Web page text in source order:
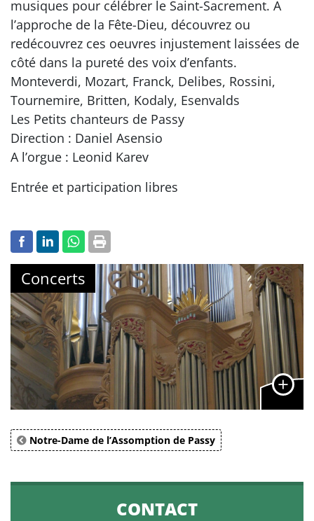
musiques pour célébrer le Saint-Sacrement. A
l’approche de la Fête-Dieu, découvrez ou
redécouvrez ces oeuvres injustement laissées de
côté dans la pureté des voix d’enfants.
Monteverdi, Mozart, Franck, Delibes, Rossini,
Tournemire, Britten, Kodaly, Esenvalds
Les Petits chanteurs de Passy
Direction : Daniel Asensio
A l’orgue : Leonid Karev
Entrée et participation libres
Concerts
Notre-Dame de l’Assomption de Passy
CONTACT